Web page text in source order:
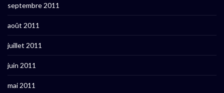
septembre 2011
août 2011
juillet 2011
juin 2011
mai 2011